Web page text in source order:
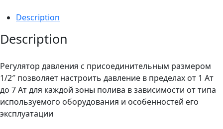
Description
Description
Регулятор давления с присоединительным размером
1/2″ позволяет настроить давление в пределах от 1 Ат
до 7 Ат для каждой зоны полива в зависимости от типа
используемого оборудования и особенностей его
эксплуатации